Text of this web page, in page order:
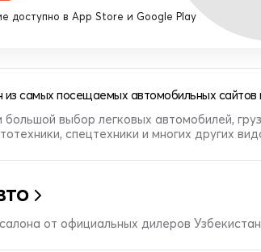
доступно в App Store и Google Play
самых посещаемых автомобильных сайтов
выбор легковых автомобилей,
спецтехники и многих других
от официальных дилеров